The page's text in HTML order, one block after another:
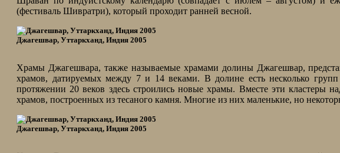
(фестиваль Шивратри), который проходит ранней весной.
Джагешвар, Уттаркханд, Индия 2005
Храмы Джагешвара, также называемые храмами долины Джагешвар,
храмов, датируемых между 7 и 14 веками. В долине есть несколько
протяжении 20 веков здесь строились новые храмы. Вместе эти кластеры
храмов, построенных из тесаного камня. Многие из них маленькие, но
Джагешвар, Уттаркханд, Индия 2005